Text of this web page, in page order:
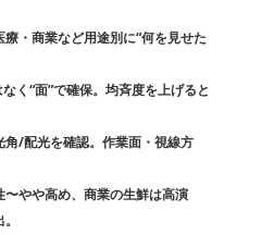
・商業など用途別に“何を見せた
く“面”で確保。均斉度を上げると
/配光を確認。作業面・視線方
やや高め、商業の生鮮は高演